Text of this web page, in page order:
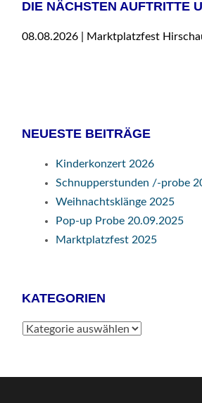
DIE NÄCHSTEN AUFTRITTE
08.08.2026 | Marktplatzfest
NEUESTE BEITRÄGE
Kinderkonzert 2026
Schnupperstunden /-probe
Weihnachtsklänge 2025
Pop-up Probe 20.09.2025
Marktplatzfest 2025
KATEGORIEN
Kategorien